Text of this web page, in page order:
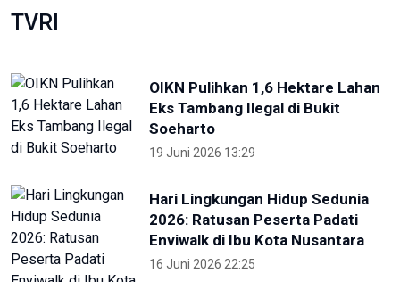
TVRI
OIKN Pulihkan 1,6 Hektare Lahan
Eks Tambang Ilegal di Bukit
Soeharto
19 Juni 2026 13:29
Hari Lingkungan Hidup Sedunia
2026: Ratusan Peserta Padati
Enviwalk di Ibu Kota Nusantara
16 Juni 2026 22:25